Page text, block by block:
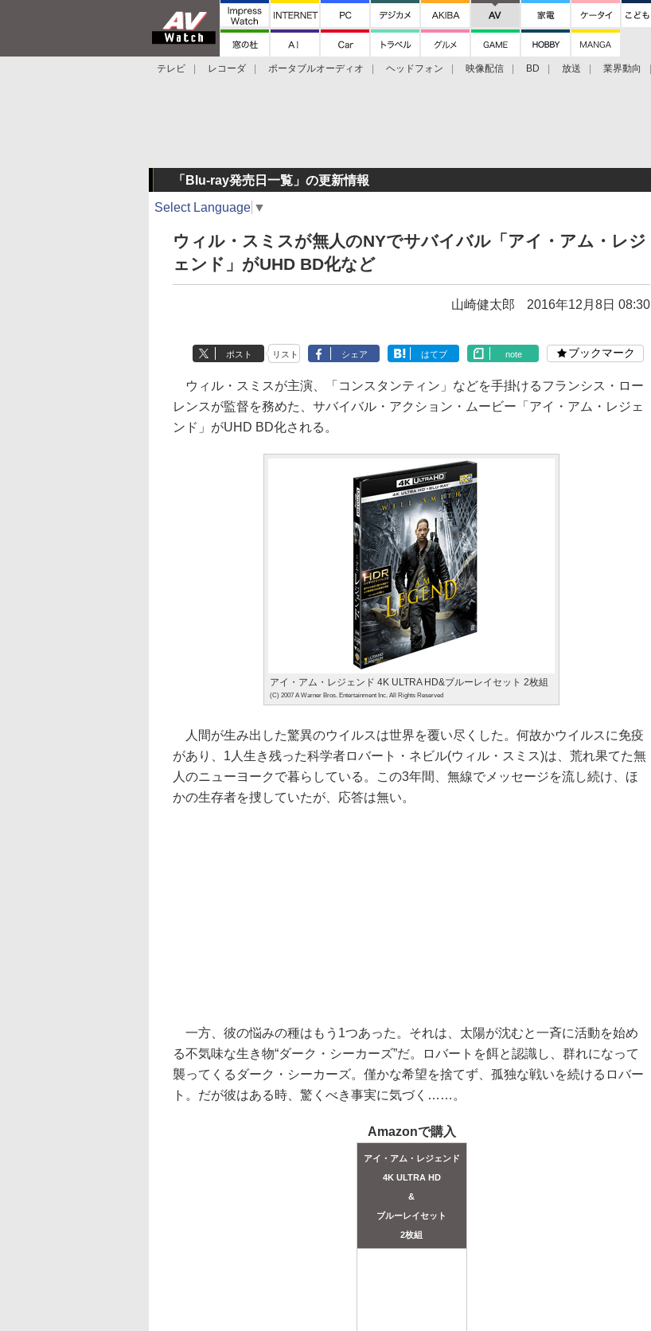
テレビ レコーダ ポータブルオーディオ ヘッドフォン 映像配信 BD 放送 業界動向
「Blu-ray発売日一覧」の更新情報
Select Language ▼
ウィル・スミスが無人のNYでサバイバル「アイ・アム・レジ
ェンド」がUHD BD化など
山崎健太郎 2016年12月8日 08:30
ポスト リスト シェア はてブ note ブックマーク
ウィル・スミスが主演、「コンスタンティン」などを手掛けるフランシス・ロー
レンスが監督を務めた、サバイバル・アクション・ムービー「アイ・アム・レジェ
ンド」がUHD BD化される。
アイ・アム・レジェンド 4K ULTRA HD&ブルーレイセット 2枚組
(C) 2007 A Warner Bros. Entertainment Inc. All Rights Reserved
人間が生み出した驚異のウイルスは世界を覆い尽くした。何故かウイルスに免疫
があり、1人生き残った科学者ロバート・ネビル(ウィル・スミス)は、荒れ果てた無
人のニューヨークで暮らしている。この3年間、無線でメッセージを流し続け、ほ
かの生存者を捜していたが、応答は無い。
一方、彼の悩みの種はもう1つあった。それは、太陽が沈むと一斉に活動を始め
る不気味な生き物“ダーク・シーカーズ”だ。ロバートを餌と認識し、群れになって
襲ってくるダーク・シーカーズ。僅かな希望を捨てず、孤独な戦いを続けるロバー
ト。だが彼はある時、驚くべき事実に気づく……。
Amazonで購入
アイ・アム・レジェンド
4K ULTRA HD
&
ブルーレイセット
2枚組